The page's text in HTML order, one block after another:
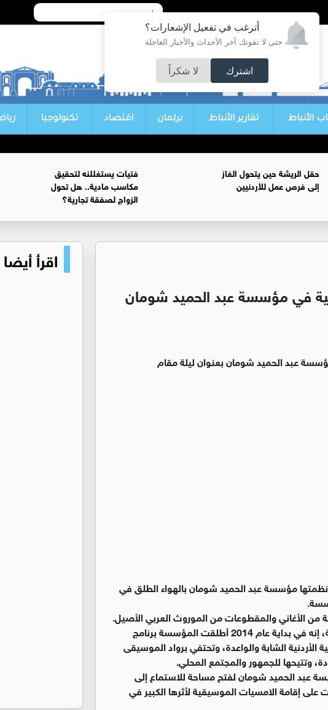
أترغب في تفعيل الإشعارات؟
حتى لا تفوتك آخر الأحداث والأخبار العاجلة
اشترك لا شكراً
الأنباط تقارير الأنباط برلمان اقتصاد تكنولوجيا
حقل الريشة حين يتحول الغاز
إلى فرص عمل للأردنيين
فتيات يستغللنه لتحقيق
مكاسب مادية.. هل تحول
الزواج لصفقة تجارية؟
في مؤسسة عبد الحميد شومان
مؤسسة عبد الحميد شومان بالهواء الطلق في
من الأغاني والمقطوعات من الموروث العربي الأصيل.
وقالت مديرة الاتصال والتسويق في المؤسسة، فرح أبو عيشة، إنه في بداية عام 2014 أطلقت المؤسسة برنامج
الشابة والواعدة، وتحتفي برواد الموسيقى
وتتيحها للجمهور والمجتمع المحلي.
عبد الحميد شومان لفتح مساحة للاستماع إلى
إقامة الامسيات الموسيقية لأثرها الكبير في
اقرأ أيضا